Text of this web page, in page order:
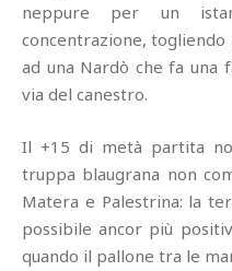
neppure per un
concentrazione,
ad una Nardò che fa una
via del canestro.
Il +15 di metà partita
truppa blaugrana non
Matera e Palestrina: la
possibile ancor più
quando il pallone tra le